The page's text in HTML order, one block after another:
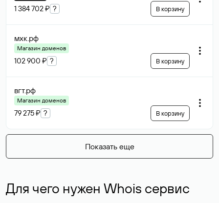
1 384 702 ₽ ? В корзину
мхк.рф
Магазин доменов
102 900 ₽ ? В корзину
вгт.рф
Магазин доменов
79 275 ₽ ? В корзину
Показать еще
Для чего нужен Whois сервис